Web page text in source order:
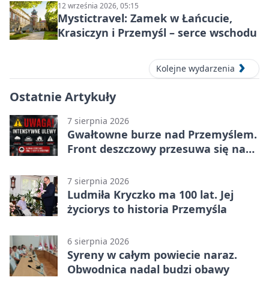
12 września 2026, 05:15
Mystictravel: Zamek w Łańcucie,
Krasiczyn i Przemyśl – serce wschodu
Kolejne wydarzenia
Ostatnie Artykuły
7 sierpnia 2026
Gwałtowne burze nad Przemyślem.
Front deszczowy przesuwa się na
7 sierpnia 2026
Ludmiła Kryczko ma 100 lat. Jej
życiorys to historia Przemyśla
6 sierpnia 2026
Syreny w całym powiecie naraz.
Obwodnica nadal budzi obawy